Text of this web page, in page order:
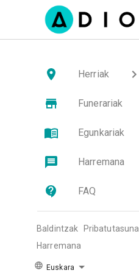
Herriak
Funerariak
Egunkariak
Harremana
FAQ
Baldintzak
Pribatutasuna
Harremana
Euskara